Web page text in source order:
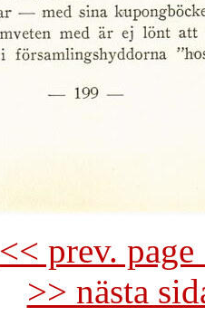
<< prev.
>> nästa